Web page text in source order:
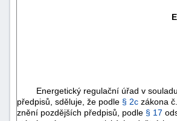
Energetický regulační úřad v
předpisů, sděluje, že podle § 2c zákona č.
znění pozdějších předpisů, podle § 17